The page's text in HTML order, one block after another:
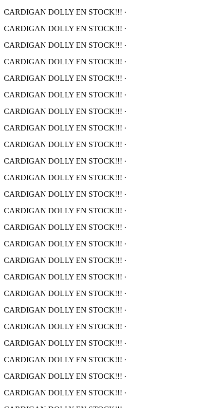
CARDIGAN DOLLY EN STOCK!!! ·
CARDIGAN DOLLY EN STOCK!!! ·
CARDIGAN DOLLY EN STOCK!!! ·
CARDIGAN DOLLY EN STOCK!!! ·
CARDIGAN DOLLY EN STOCK!!! ·
CARDIGAN DOLLY EN STOCK!!! ·
CARDIGAN DOLLY EN STOCK!!! ·
CARDIGAN DOLLY EN STOCK!!! ·
CARDIGAN DOLLY EN STOCK!!! ·
CARDIGAN DOLLY EN STOCK!!! ·
CARDIGAN DOLLY EN STOCK!!! ·
CARDIGAN DOLLY EN STOCK!!! ·
CARDIGAN DOLLY EN STOCK!!! ·
CARDIGAN DOLLY EN STOCK!!! ·
CARDIGAN DOLLY EN STOCK!!! ·
CARDIGAN DOLLY EN STOCK!!! ·
CARDIGAN DOLLY EN STOCK!!! ·
CARDIGAN DOLLY EN STOCK!!! ·
CARDIGAN DOLLY EN STOCK!!! ·
CARDIGAN DOLLY EN STOCK!!! ·
CARDIGAN DOLLY EN STOCK!!! ·
CARDIGAN DOLLY EN STOCK!!! ·
CARDIGAN DOLLY EN STOCK!!! ·
CARDIGAN DOLLY EN STOCK!!! ·